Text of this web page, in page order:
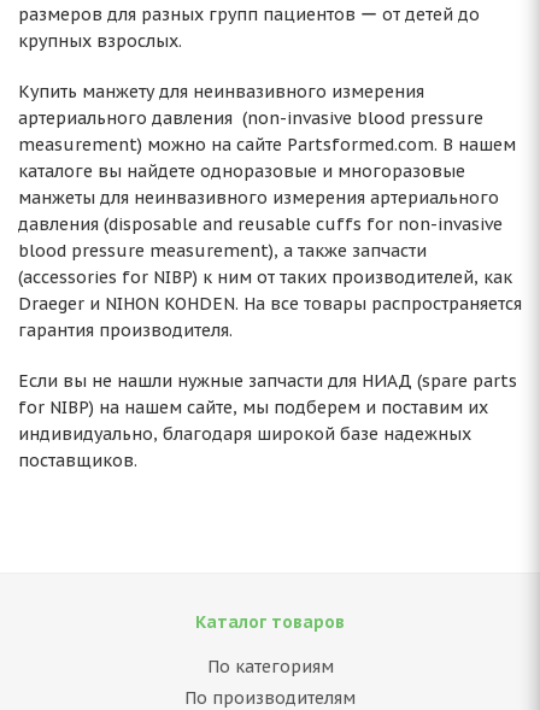
размеров для разных групп пациентов ー от детей до
крупных взрослых.
Купить манжету для неинвазивного измерения
артериального давления (non-invasive blood pressure
measurement) можно на сайте Partsformed.com. В нашем
каталоге вы найдете одноразовые и многоразовые
манжеты для неинвазивного измерения артериального
давления (disposable and reusable cuffs for non-invasive
blood pressure measurement), а также запчасти
(accessories for NIBP) к ним от таких производителей, как
Draeger и NIHON KOHDEN. На все товары распространяется
гарантия производителя.
Если вы не нашли нужные запчасти для НИАД (spare parts
for NIBP) на нашем сайте, мы подберем и поставим их
индивидуально, благодаря широкой базе надежных
поставщиков.
Каталог товаров
По категориям
По производителям